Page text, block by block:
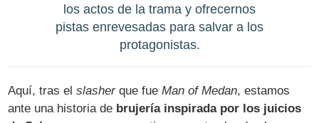
los actos de la trama y ofrecernos
pistas enrevesadas para salvar a los
protagonistas.
Aquí, tras elslasherque fueMan of Medan, estamos
ante una historia de brujería inspirada por los juicios